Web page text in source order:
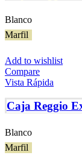
Blanco
Marfil
Add to wishlist
Compare
Vista Rápida
Caja Reggio
Blanco
Marfil